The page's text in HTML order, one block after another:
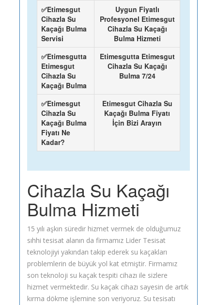
✅Etimesgut
Cihazla Su
Kaçağı Bulma
Servisi
Uygun Fiyatlı
Profesyonel Etimesgut
Cihazla Su Kaçağı
Bulma Hizmeti
✅Etimesgutta
Etimesgut
Cihazla Su
Kaçağı Bulma
Etimesgutta Etimesgut
Cihazla Su Kaçağı
Bulma 7/24
✅Etimesgut
Cihazla Su
Kaçağı Bulma
Fiyatı Ne
Kadar?
Etimesgut Cihazla Su
Kaçağı Bulma Fiyatı
İçin Bizi Arayın
Cihazla Su Kaçağı
Bulma Hizmeti
15 yılı aşkın süredir hizmet vermek de olduğumuz
sıhhi tesisat alanın da firmamız Lider Tesisat
teknolojiyi yakından takip ederek su kaçakları
problemlerin de büyük yol kat etmiştir. Firmamız
son teknoloji su kaçak tespiti cihazı ile sizlere
hizmet vermektedir. Su kaçak cihazı sayesin de artık
kırma dökme işlemine son veriyoruz. Su tesisatı